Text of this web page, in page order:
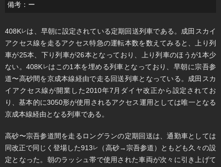
備考：ー
408Kレは、早朝に設定されている定期回送列車である。成田スカイ
アクセス線を走るアクセス特急の運転本数を数えてみると、上り列
車が25本、下り列車が26本となっており、上り列車のほうが1本少
ない。408Kレはこの1本を埋める列車となっており、早朝に宗吾参
道〜高砂間を京成本線経由で走る回送列車となっている。成田スカ
イアクセス線が開業した2010年7月ダイヤ改正から設定されてお
り、基本的に3050形が使用されるアクセス運用としては唯一となる
京成本線経由となる列車である。
高砂〜宗吾参道間を走るロングランの定期回送は、通勤車としては
同改正で同じく登場した913レ
（高砂→宗吾参道）ともども久々の設
定となった。朝のラッシュ帯で使用された車両が次々に引き上げて